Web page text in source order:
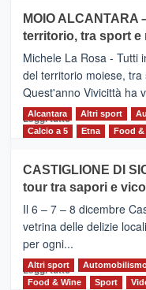
Torna
la
Supermaratona
dell’Etna
MOIO ALCANTARA
territorio, tra sport e
Michele La Rosa - Tutti
del territorio moiese,
Quest'anno Vivicittà ha
Leggi tutto Leggi
MOIO
ALCANTARA
–
Vivicittà,
alla
scoperta
del
territorio,
Alcantara Altri sport
Calcio a 5
Etna Food &
CASTIGLIONE DI
tour tra sapori e
Il 6 – 7 – 8 dicembre
vetrina delle delizie
per ogni...
Leggi tuttoLeggi
di
Altri sport
Food & Wine
Sport